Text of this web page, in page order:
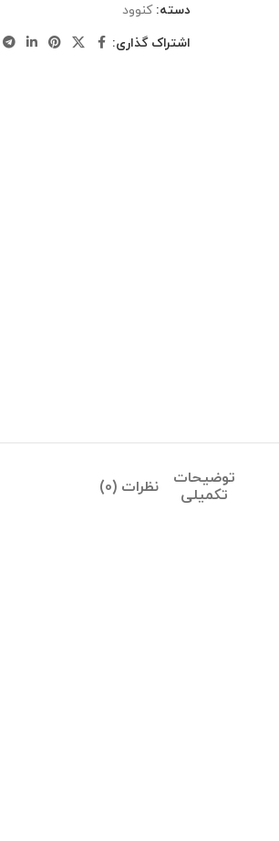
دسته: کنوود
اشتراک گذاری:
توضیحات
تکمیلی
نظرات (0)